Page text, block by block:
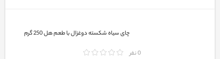
چای سیاه شکسته دوغزال با طعم هل 250 گرم
0 نفر